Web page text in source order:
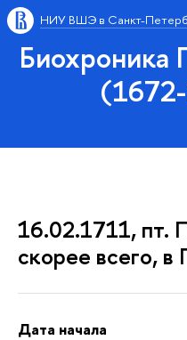
НИУ ВШЭ в Санкт-
Биохроника
16.02.1711, пт.
скорее всего,
Дата начала